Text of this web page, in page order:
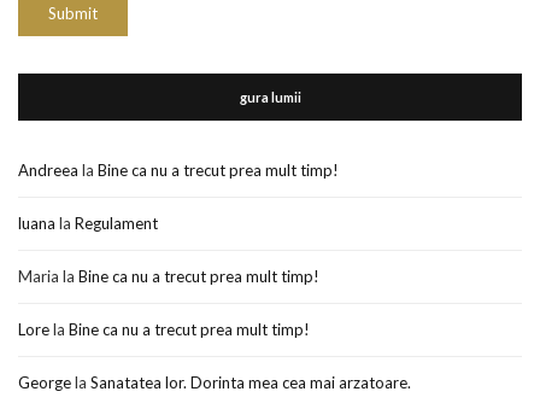
gura lumii
Andreea la Bine ca nu a trecut prea mult timp!
luana la Regulament
Maria la Bine ca nu a trecut prea mult timp!
Lorela Bine ca nu a trecut prea mult timp!
Georgela Sanatatea lor. Dorinta mea cea mai arzatoare.